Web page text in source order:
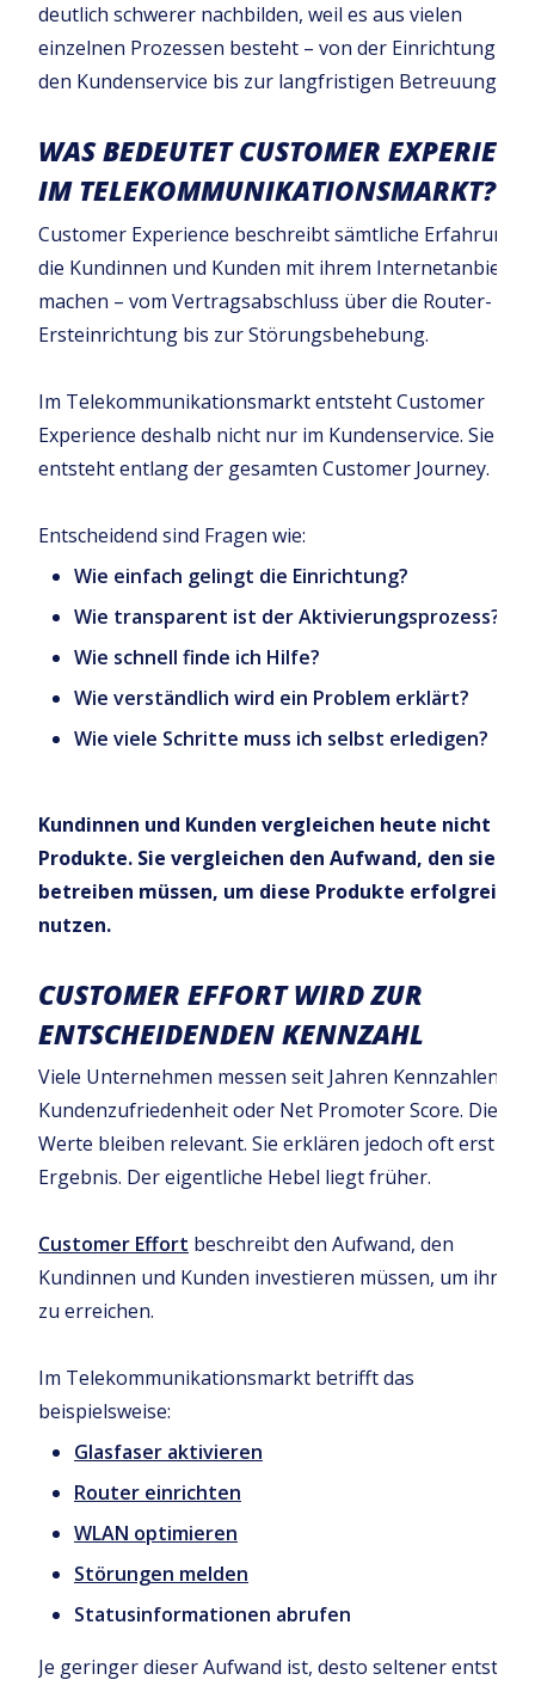
deutlich schwerer nachbilden, weil es aus vielen
einzelnen Prozessen besteht – von der Einrichtung
den Kundenservice bis zur langfristigen Betreuung.
WAS BEDEUTET CUSTOMER
IM TELEKOMMUNIKATIONSMARKT?
Customer Experience beschreibt sämtliche
die Kundinnen und Kunden mit ihrem Internetanbieter
machen – vom Vertragsabschluss über die Router-
Ersteinrichtung bis zur Störungsbehebung.
Im Telekommunikationsmarkt entsteht Customer
Experience deshalb nicht nur im Kundenservice. Sie
entsteht entlang der gesamten Customer Journey.
Entscheidend sind Fragen wie:
Wie einfach gelingt die Einrichtung?
Wie transparent ist der Aktivierungsprozess?
Wie schnell finde ich Hilfe?
Wie verständlich wird ein Problem erklärt?
Wie viele Schritte muss ich selbst erledigen?
Kundinnen und Kunden vergleichen heute nicht nur
Produkte. Sie vergleichen den Aufwand, den sie
betreiben müssen, um diese Produkte erfolgreich
nutzen.
CUSTOMER EFFORT WIRD ZUR
ENTSCHEIDENDEN KENNZAHL
Viele Unternehmen messen seit Jahren Kennzahlen wie
Kundenzufriedenheit oder Net Promoter Score. Diese
Werte bleiben relevant. Sie erklären jedoch oft erst das
Ergebnis. Der eigentliche Hebel liegt früher.
Customer Effort beschreibt den Aufwand, den
Kundinnen und Kunden investieren müssen, um ihr Ziel
zu erreichen.
Im Telekommunikationsmarkt betrifft das
beispielsweise:
Glasfaser aktivieren
Router einrichten
WLAN optimieren
Störungen melden
Statusinformationen abrufen
Je geringer dieser Aufwand ist, desto seltener